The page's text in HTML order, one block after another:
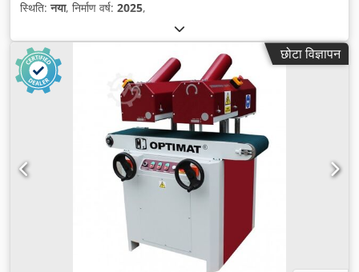
स्थिति:नया, निर्माण वर्ष: 2025,
छोटा विज्ञापन